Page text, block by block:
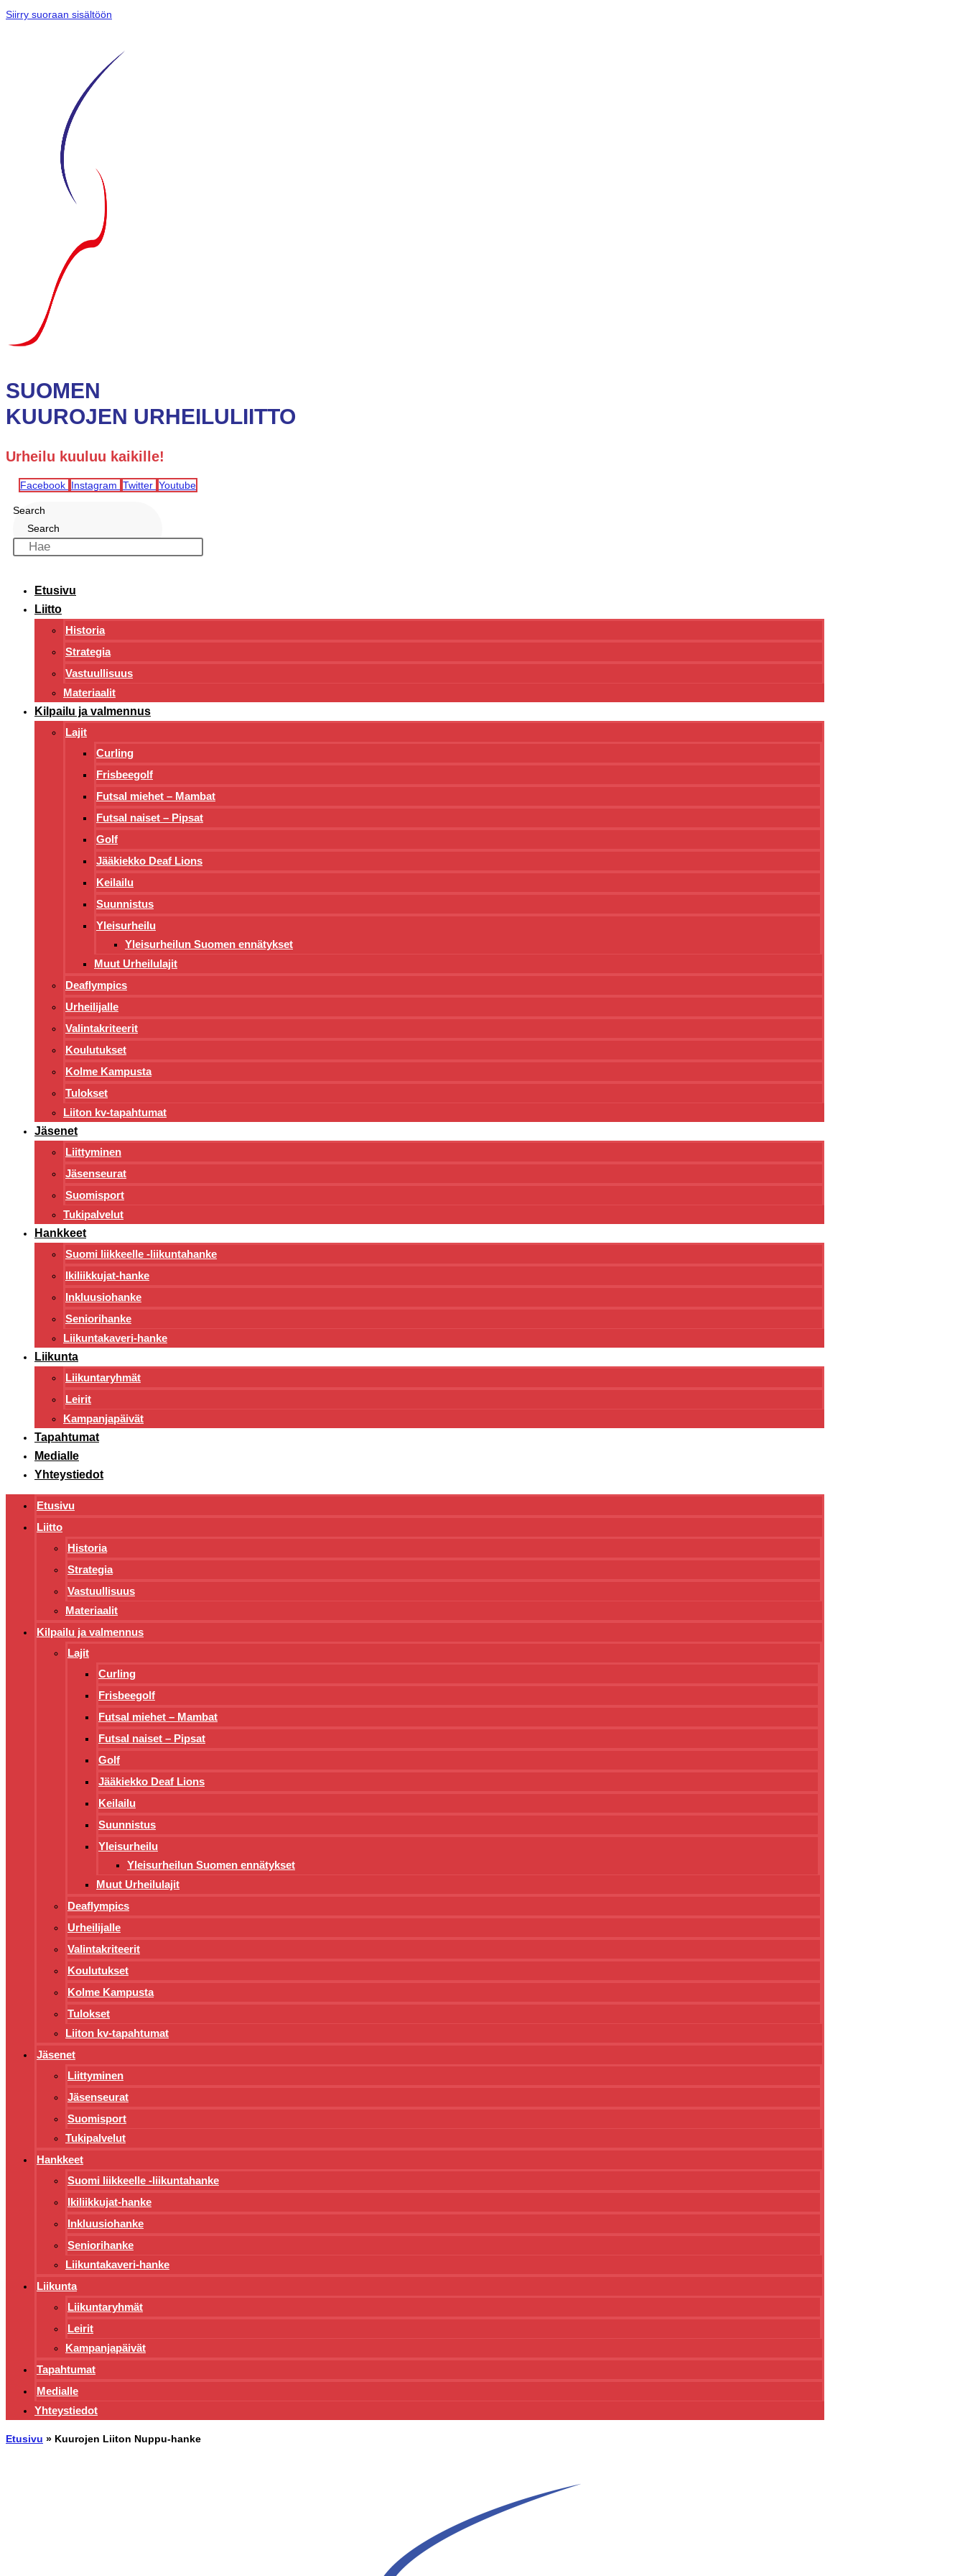
Siirry suoraan sisältöön
SUOMEN
KUUROJEN URHEILULIITTO
Urheilu kuuluu kaikille!
Facebook Instagram Twitter Youtube
Search
Search
Etusivu
Liitto
Historia
Strategia
Vastuullisuus
Materiaalit
Kilpailu ja valmennus
Lajit
Curling
Frisbeegolf
Futsal miehet – Mambat
Futsal naiset – Pipsat
Golf
Jääkiekko Deaf Lions
Keilailu
Suunnistus
Yleisurheilu
Yleisurheilun Suomen ennätykset
Muut Urheilulajit
Deaflympics
Urheilijalle
Valintakriteerit
Koulutukset
Kolme Kampusta
Tulokset
Liiton kv-tapahtumat
Jäsenet
Liittyminen
Jäsenseurat
Suomisport
Tukipalvelut
Hankkeet
Suomi liikkeelle -liikuntahanke
Ikiliikkujat-hanke
Inkluusiohanke
Seniorihanke
Liikuntakaveri-hanke
Liikunta
Liikuntaryhmät
Leirit
Kampanjapäivät
Tapahtumat
Medialle
Yhteystiedot
Etusivu
Liitto
Historia
Strategia
Vastuullisuus
Materiaalit
Kilpailu ja valmennus
Lajit
Curling
Frisbeegolf
Futsal miehet – Mambat
Futsal naiset – Pipsat
Golf
Jääkiekko Deaf Lions
Keilailu
Suunnistus
Yleisurheilu
Yleisurheilun Suomen ennätykset
Muut Urheilulajit
Deaflympics
Urheilijalle
Valintakriteerit
Koulutukset
Kolme Kampusta
Tulokset
Liiton kv-tapahtumat
Jäsenet
Liittyminen
Jäsenseurat
Suomisport
Tukipalvelut
Hankkeet
Suomi liikkeelle -liikuntahanke
Ikiliikkujat-hanke
Inkluusiohanke
Seniorihanke
Liikuntakaveri-hanke
Liikunta
Liikuntaryhmät
Leirit
Kampanjapäivät
Tapahtumat
Medialle
Yhteystiedot
Etusivu » Kuurojen Liiton Nuppu-hanke